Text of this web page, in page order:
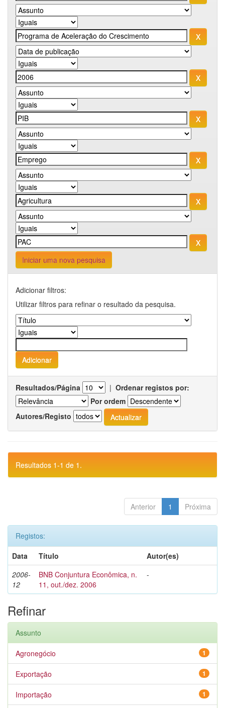
Iniciar uma nova pesquisa
Adicionar filtros:
Utilizar filtros para refinar o resultado da pesquisa.
Resultados/Página | Ordenar registos por:
Por ordem
Autores/Registo
Resultados 1-1 de 1.
Anterior 1 Próxima
Registos:
Data
Título
Autor(es)
2006-
12
BNB Conjuntura Econômica, n.
11, out./dez. 2006
-
Refinar
Assunto
1
Agronegócio
1
Exportação
1
Importação